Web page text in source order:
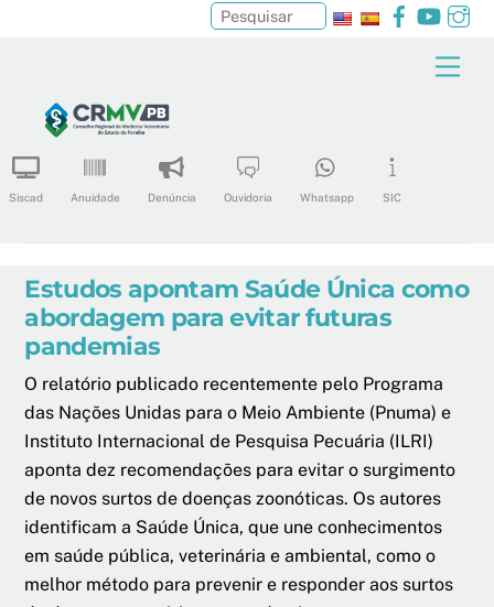
content
Facebook
Siscad Anuidade Denúncia Ouvidoria Whatsapp SIC
Pesquisar
Estudos apontam Saúde Única como
abordagem para evitar futuras
pandemias
O relatório publicado recentemente pelo Programa
das Nações Unidas para o Meio Ambiente (Pnuma) e
Instituto Internacional de Pesquisa Pecuária (ILRI)
aponta dez recomendações para evitar o surgimento
de novos surtos de doenças zoonóticas. Os autores
identificam a Saúde Única, que une conhecimentos
em saúde pública, veterinária e ambiental, como o
melhor método para prevenir e responder aos surtos